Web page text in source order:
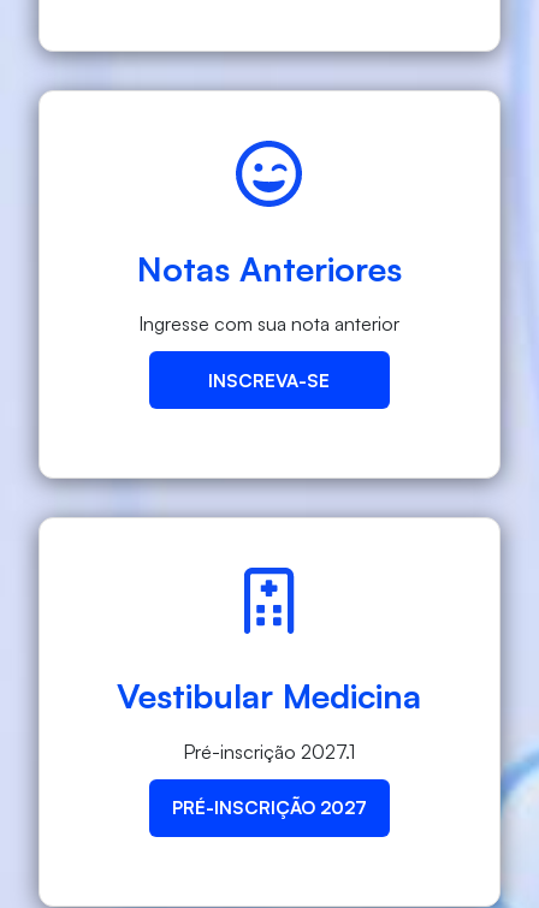
Notas Anteriores
Ingresse com sua nota anterior
INSCREVA-SE
Vestibular Medicina
Pré-inscrição 2027.1
PRÉ-INSCRIÇÃO 2027